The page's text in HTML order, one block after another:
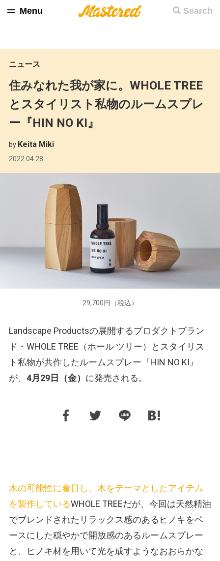
Search
Menu
ニュース
住みなれた我が家に。WHOLE TREE
とスタイリスト私物のルームスプレ
ー『HIN NO KI』
by Keita Miki
2022.04.28
29,700円（税込）
Landscape Productsの展開するプロダクトブラン
ド・WHOLE TREE（ホール ツリー）とスタイリス
ト私物が共作したルームスプレー『HIN NO KI』
が、 4月29日（金） に発売される。
木の可能性に着目し、木をテーマとしたアイテム
を製作しているWHOLE TREEだが、今回は天然精油
でブレンドされたリラックス感のあるヒノキをベ
ースにした穏やかで開放感のあるルームスプレー
と、ヒノキ材を用いて光を成すようなおおらかな